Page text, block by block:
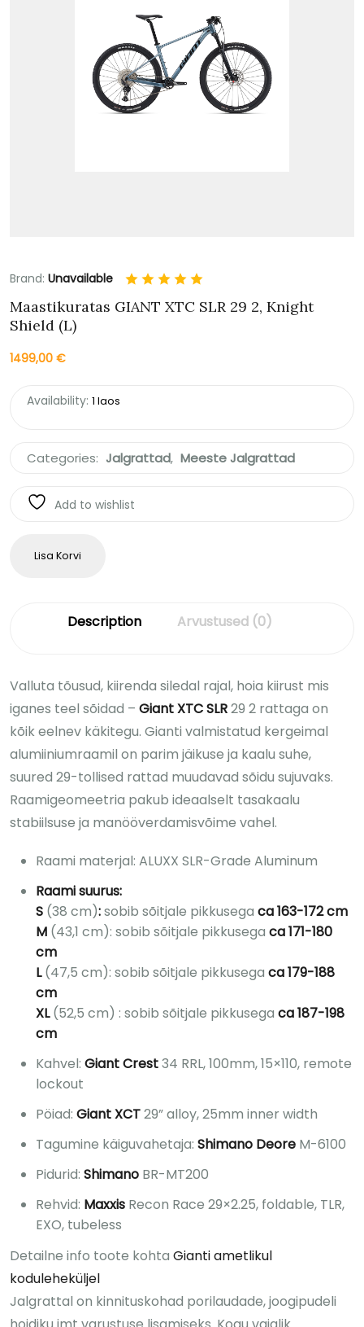
Brand: Unavailable
Maastikuratas GIANT XTC SLR 29 2, Knight
Shield (L)
1499,00 €
Availability: 1 laos
Categories: Jalgrattad, Meeste Jalgrattad
Add to wishlist
Lisa Korvi
Description Arvustused (0)
Valluta tõusud, kiirenda siledal rajal, hoia kiirust mis
iganes teel sõidad – Giant XTC SLR29 2 rattaga on
kõik eelnev käkitegu. Gianti valmistatud kergeimal
alumiiniumraamil on parim jäikuse ja kaalu suhe,
suured 29-tollised rattad muudavad sõidu sujuvaks.
Raamigeomeetria pakub ideaalselt tasakaalu
stabiilsuse ja manööverdamisvõime vahel.
Raami materjal: ALUXX SLR-Grade Aluminum
Raami suurus:
S (38 cm):sobib sõitjale pikkusega ca 163-172 cm
M (43,1 cm): sobib sõitjale pikkusega ca 171-180
cm
L(47,5 cm): sobib sõitjale pikkusega ca 179-188
cm
XL(52,5 cm) : sobib sõitjale pikkusega ca 187-198
cm
Kahvel: Giant Crest34 RRL, 100mm, 15×110, remote
lockout
Pöiad: Giant XCT29” alloy, 25mm inner width
Tagumine käiguvahetaja: Shimano Deore M-6100
Pidurid: Shimano BR-MT200
Rehvid: Maxxis Recon Race 29×2.25, foldable, TLR,
EXO, tubeless
Detailne info toote kohta Gianti ametlikul
koduleheküljel
Jalgrattal on kinnituskohad porilaudade, joogipudeli